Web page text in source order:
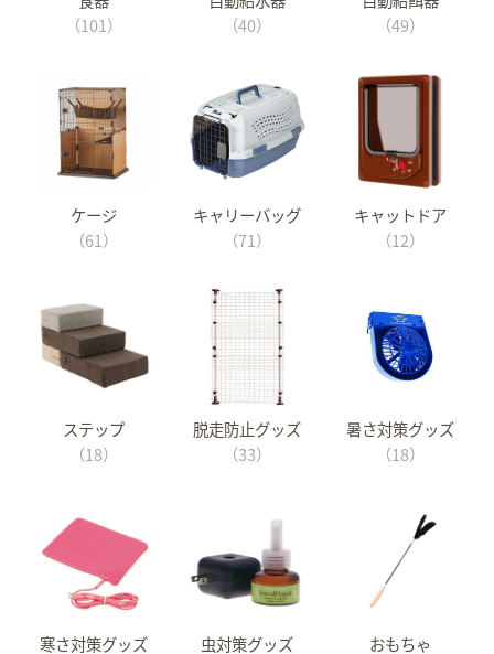
（101）
（40）
（49）
ケージ
（61）
キャリーバッグ
（71）
キャットドア
（12）
ステップ
（18）
脱走防止グッズ
（33）
暑さ対策グッズ
（18）
寒さ対策グッズ
虫対策グッズ
おもちゃ